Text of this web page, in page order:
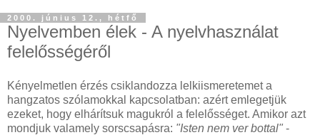
2000. június 12., hétfő
Nyelvemben élek - A nyelvhasználat
felelősségéről
Kényelmetlen érzés csiklandozza lelkiismeretemet a
hangzatos szólamokkal kapcsolatban: azért emlegetjük
ezeket, hogy elhárítsuk magukról a felelősséget. Amikor azt
mondjuk valamely sorscsapásra: "Isten nem ver bottal" -